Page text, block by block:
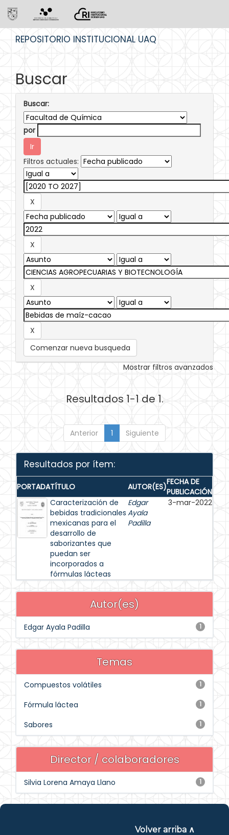
REPOSITORIO INSTITUCIONAL UAQ
Buscar
Buscar:
por
Filtros actuales:
Comenzar nueva busqueda
Mostrar filtros avanzados
Resultados 1-1 de 1.
Anterior 1 Siguiente
Resultados por ítem:
PORTADATÍTULO AUTOR(ES)FECHA DE
PUBLICACIÓN
Caracterización de
bebidas tradicionales
mexicanas para el
desarrollo de
saborizantes que
puedan ser
incorporados a
fórmulas lácteas
Edgar
Ayala
Padilla
3-mar-2022
Autor(es)
1
Edgar Ayala Padilla
Temas
1
Compuestos volátiles
1
Fórmula láctea
1
Sabores
Director / colaboradores
1
Silvia Lorena Amaya Llano
Volver arriba ∧